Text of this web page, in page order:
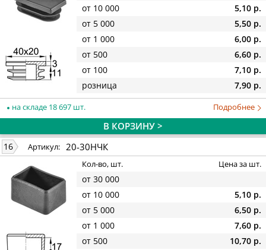
от 10 000
5,10 р.
от 5 000
5,50 р.
от 1 000
6,00 р.
от 500
6,60 р.
от 100
7,10 р.
розница
7,90 р.
на складе 18 697 шт. Подробнее
В КОРЗИНУ >
16 Артикул: 20-30НЧК
Кол-во, шт. Цена за шт.
от 30 000
от 10 000
5,10 р.
от 5 000
6,50 р.
от 1 000
7,60 р.
от 500
10,70 р.